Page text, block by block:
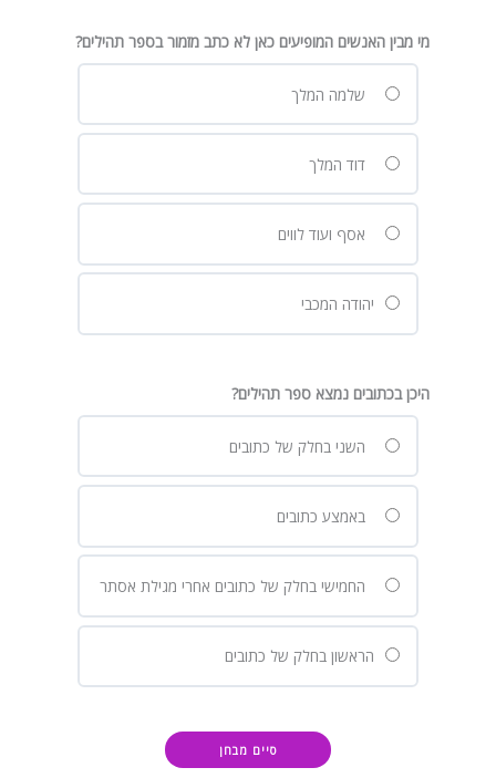
מי מבין האנשים המופיעים כאן לא כתב מזמור בספר תהילים?
שלמה המלך
דוד המלך
אסף ועוד לווים
יהודה המכבי
היכן בכתובים נמצא ספר תהילים?
השני בחלק של כתובים
באמצע כתובים
החמישי בחלק של כתובים אחרי מגילת אסתר
הראשון בחלק של כתובים